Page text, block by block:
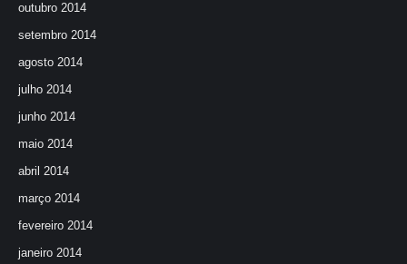
outubro 2014
setembro 2014
agosto 2014
julho 2014
junho 2014
maio 2014
abril 2014
março 2014
fevereiro 2014
janeiro 2014